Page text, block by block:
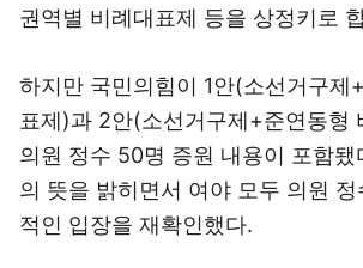
권역별 비례대표제 등을 상정키로
하지만 국민의힘이 1안(소선거구제
표제)과 2안(소선거구제+준연동형
의원 정수 50명 증원 내용이 포함됐
의 뜻을 밝히면서 여야 모두 의원
적인 입장을 재확인했다.